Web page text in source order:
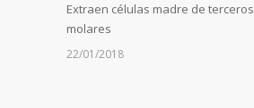
Extraen células madre de terceros
molares
22/01/2018